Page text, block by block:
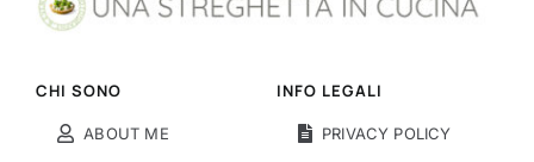
CHI SONO
ABOUT ME
INFO LEGALI
PRIVACY POLICY